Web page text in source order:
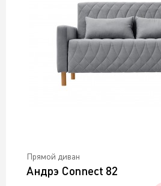
Прямой диван
Андрэ Connect 82